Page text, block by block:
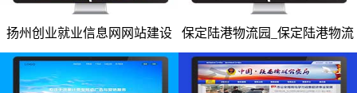
爱采购代运营
小红书代运营
扬州创业就业信息网网站建设
保定陆港物流园_保定陆港物流
园网站